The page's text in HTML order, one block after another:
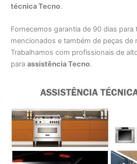
técnica Tecno.
Fornecemos garantia de 90 dias
mencionados e também de peças de
Trabalhamos com profissionais de
paraassistência Tecno.